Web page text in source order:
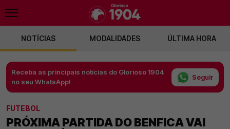
NOTÍCIAS MODALIDADES ÚLTIMA HORA
Receba as principais notícias do Glorioso 1904
no seu WhatsApp!
Seguir
FUTEBOL
PRÓXIMA PARTIDA DO BENFICA VAI